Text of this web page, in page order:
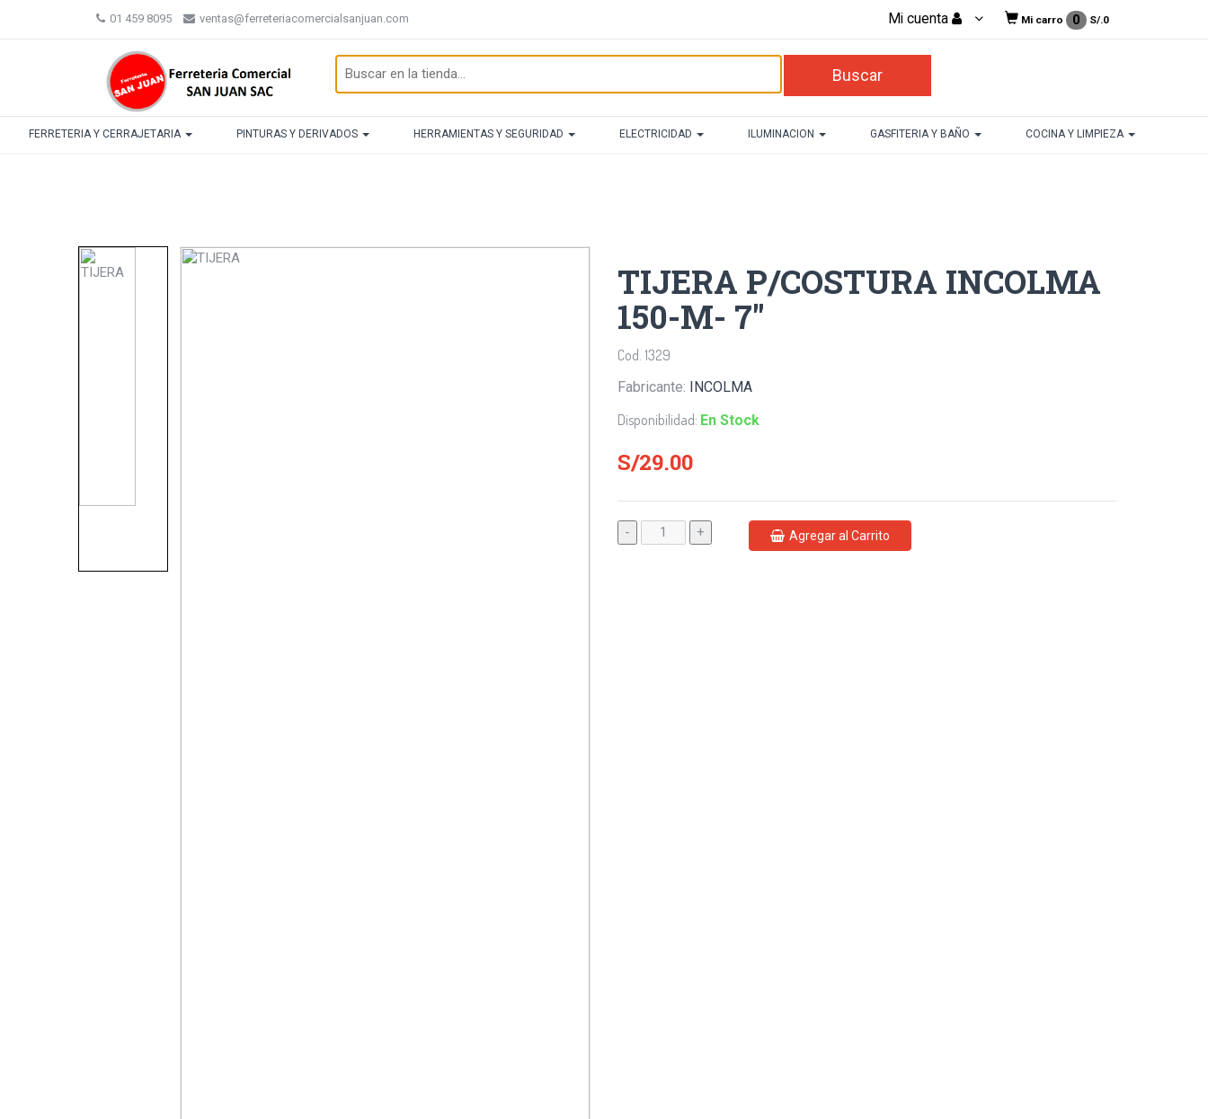
01 459 8095 ventas@ferreteriacomercialsanjuan.com Mi cuenta Mi carro 0 S/.0
FERRETERIA Y CERRAJETARIA PINTURAS Y DERIVADOS HERRAMIENTAS Y SEGURIDAD ELECTRICIDAD ILUMINACION GASFITERIA Y BAÑO COCINA Y LIMPIEZA
TIJERA P/COSTURA INCOLMA
150-M- 7"
Cod. 1329
Fabricante: INCOLMA
Disponibilidad: En Stock
S/29.00
- + Agregar al Carrito